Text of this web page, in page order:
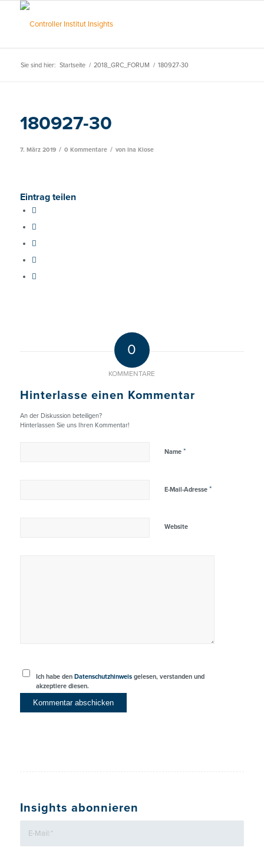
Sie sind hier: Startseite / 2018_GRC_FORUM / 180927-30
180927-30
7. März 2019 / 0 Kommentare / von Ina Klose
Eintrag teilen
0
KOMMENTARE
Hinterlasse einen Kommentar
An der Diskussion beteiligen?
Hinterlassen Sie uns Ihren Kommentar!
Name *
E-Mail-Adresse *
Website
Ich habe den Datenschutzhinweis gelesen, verstanden und
akzeptiere diesen.
Insights abonnieren